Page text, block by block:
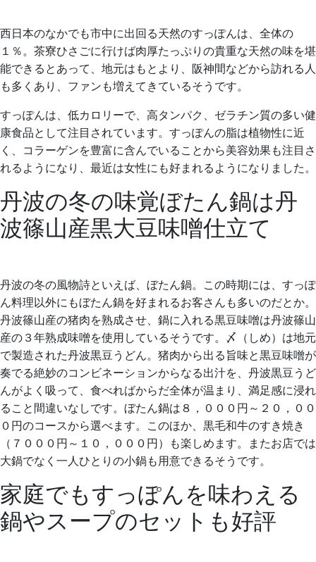
西日本のなかでも市中に出回る天然のすっぽんは、全体の
１％。茶寮ひさごに行けば肉厚たっぷりの貴重な天然の味を堪
能できるとあって、地元はもとより、阪神間などから訪れる人
も多くあり、ファンも増えてきているそうです。
すっぽんは、低カロリーで、高タンパク、ゼラチン質の多い健
康食品として注目されています。すっぽんの脂は植物性に近
く、コラーゲンを豊富に含んでいることから美容効果も注目さ
れるようになり、最近は女性にも好まれるようになりました。
丹波の冬の味覚ぼたん鍋は丹
波篠山産黒大豆味噌仕立て
丹波の冬の風物詩といえば、ぼたん鍋。この時期には、すっぽ
ん料理以外にもぼたん鍋を好まれるお客さんも多いのだとか。
丹波篠山産の猪肉を熟成させ、鍋に入れる黒豆味噌は丹波篠山
産の３年熟成味噌を使用しているそうです。〆（しめ）は地元
で製造された丹波黒豆うどん。猪肉から出る旨味と黒豆味噌が
奏でる絶妙のコンビネーションからなる出汁を、丹波黒豆うど
んがよく吸って、食べればからだ全体が温まり、満足感に浸れ
ること間違いなしです。ぼたん鍋は８，０００円～２０，００
０円のコースから選べます。このほか、黒毛和牛のすき焼き
（７０００円～１０，０００円）も楽しめます。またお店では
大鍋でなく一人ひとりの小鍋も用意できるそうです。
家庭でもすっぽんを味わえる
鍋やスープのセットも好評